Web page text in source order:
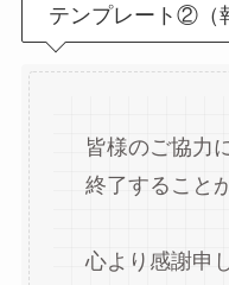
テンプレート②（
皆様のご協力
終了すること
心より感謝申